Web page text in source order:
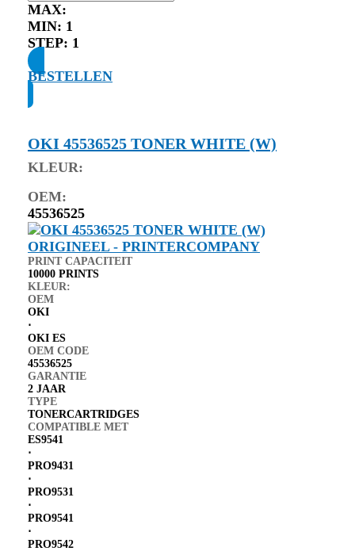
MAX:
MIN: 1
STEP: 1
BESTELLEN
OKI 45536525 TONER WHITE (W)
KLEUR:
OEM:
45536525
PRINT CAPACITEIT
10000 PRINTS
KLEUR:
OEM
OKI
⋅
OKI ES
OEM CODE
45536525
GARANTIE
2 JAAR
TYPE
TONERCARTRIDGES
COMPATIBLE MET
ES9541
⋅
PRO9431
⋅
PRO9531
⋅
PRO9541
⋅
PRO9542